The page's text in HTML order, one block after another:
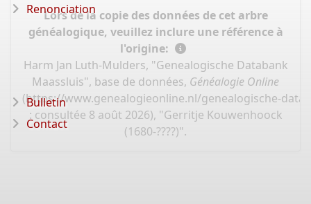
Lors de la copie des données de cet arbre
généalogique, veuillez inclure une référence à
l'origine:
Harm Jan Luth-Mulders, "Genealogische Databank
Maassluis", base de données, Généalogie Online
(https://www.genealogieonline.nl/genealogische-
: consultée 8 août 2026), "Gerritje Kouwenhoock
(1680-????)".
Renonciation
Bulletin
Contact